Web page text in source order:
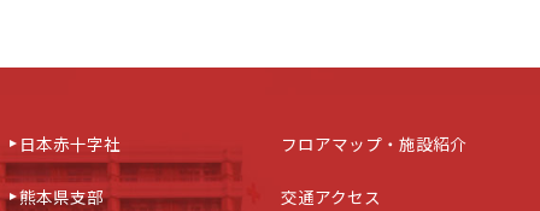
日本赤十字社
熊本県支部
フロアマップ・施設紹介
交通アクセス